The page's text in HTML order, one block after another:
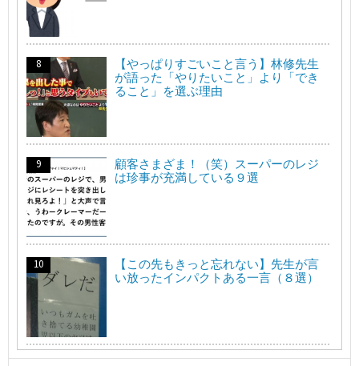
【やっぱりすごいこと言う】林修先生
が語った「やりたいこと」より「でき
ること」を選ぶ理由
顧客さまざま！（笑）スーパーのレジ
は珍事が充満している９選
【この先もきっと忘れない】先生が言
い放ったインパクトある一言（８選）